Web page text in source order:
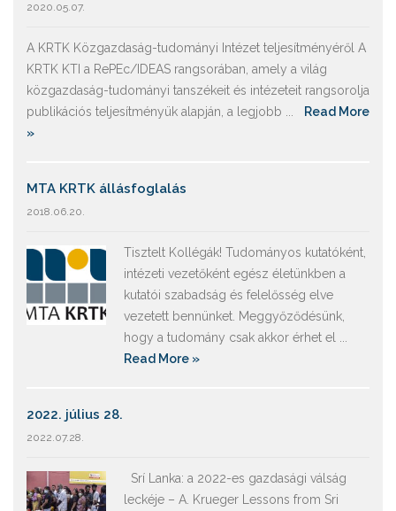
2020.05.07.
A KRTK Közgazdaság-tudományi Intézet teljesítményéről A
KRTK KTI a RePEc/IDEAS rangsorában, amely a világ
közgazdaság-tudományi tanszékeit és intézeteit rangsorolja
publikációs teljesítményük alapján, a legjobb ...
Read More
»
MTA KRTK állásfoglalás
2018.06.20.
Tisztelt Kollégák! Tudományos kutatóként,
intézeti vezetőként egész életünkben a
kutatói szabadság és felelősség elve
vezetett bennünket. Meggyőződésünk,
hogy a tudomány csak akkor érhet el ...
Read More »
2022. július 28.
2022.07.28.
Srí Lanka: a 2022-es gazdasági válság
leckéje – A. Krueger Lessons from Sri